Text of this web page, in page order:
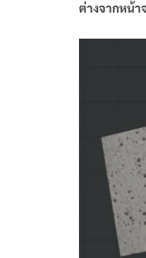
ต่างจากหน้า